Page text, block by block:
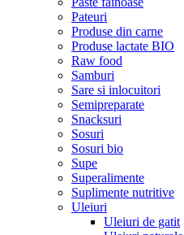
Pateuri
Produse din carne
Produse lactate BIO
Raw food
Samburi
Sare si inlocuitori
Semipreparate
Snacksuri
Sosuri
Sosuri bio
Supe
Superalimente
Suplimente nutritive
Uleiuri
Uleiuri de gatit